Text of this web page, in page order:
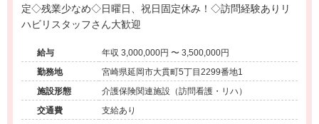
定◇残業少なめ◇日曜日、祝日固定休み！◇訪問経験ありリ
ハビリスタッフさん大歓迎
給与
年収 3,000,000円 〜 3,500,000円
勤務地
宮崎県延岡市大貫町5丁目2299番地1
施設形態
介護保険関連施設（訪問看護・リハ）
交通費
支給あり